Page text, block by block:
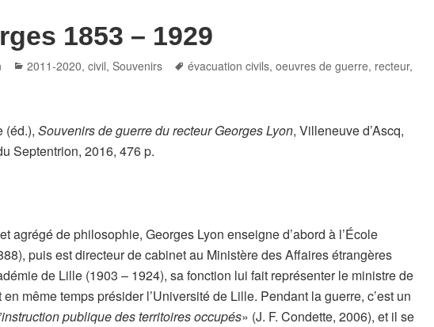
1853 – 1929
Categories
2011-2020,civil,Souvenirs Tags
évacuation civils,oeuvres de guerre, recteur,
(éd.),Souvenirs de guerre du recteur Georges Lyon, Villeneuve d’Ascq,
Septentrion, 2016, 476 p.
agrégé de philosophie, Georges Lyon enseigne d’abord à l’École
puis est directeur de cabinet au Ministère des Affaires étrangères
de Lille (1903 – 1924), sa fonction lui fait représenter le ministre de
même temps présider l’Université de Lille. Pendant la guerre, c’est un
publique des territoires occupés» (J. F. Condette, 2006), et il se